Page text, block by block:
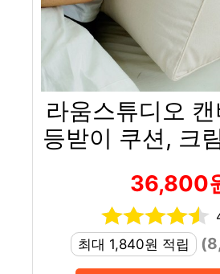
라움스튜디오
등받이 쿠션, 크
36,800
최대 1,840원 적립